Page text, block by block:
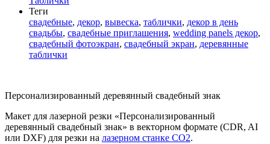
Теги
свадебные, декор, вывеска, таблички, декор в день
свадьбы, свадебные приглашения, wedding panels декор,
свадебный фотоэкран, свадебный экран, деревянные
таблички
Персонализированный деревянный свадебный знак
Макет для лазерной резки «Персонализированный
деревянный свадебный знак» в векторном формате (CDR, AI
или DXF) для резки на лазерном станке СО2.